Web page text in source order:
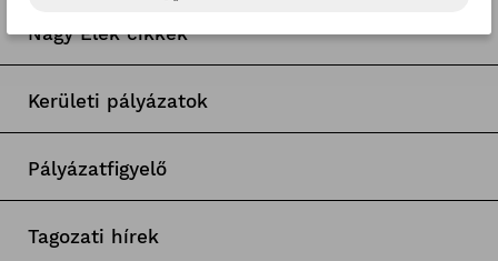
Nagy Elek cikkek
Kerületi pályázatok
Pályázatfigyelő
Tagozati hírek